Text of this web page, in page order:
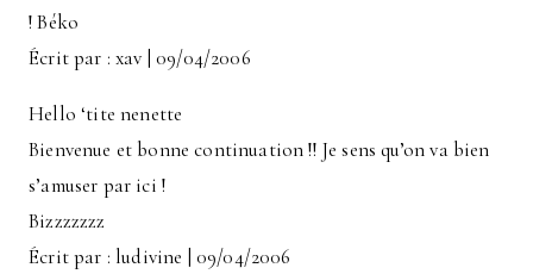
! Béko
Écrit par : xav | 09/04/2006
Hello ‘tite nenette
Bienvenue et bonne continuation !! Je sens qu’on va bien
s’amuser par ici !
Bizzzzzzz
Écrit par : ludivine | 09/04/2006